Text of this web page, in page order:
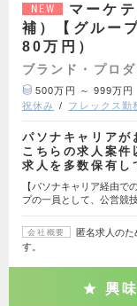
NEW
マーケ
補）【グルー
80万円）
ブランド・プロ
500万円 ～ 999万円
祝休み
フレックス勤
パソナキャリアが
こちらの求人案件
求人を多数保有
【パソナキャリア経由で
プの一員として、公営競
会社概要
匿名求人のた
す。
興